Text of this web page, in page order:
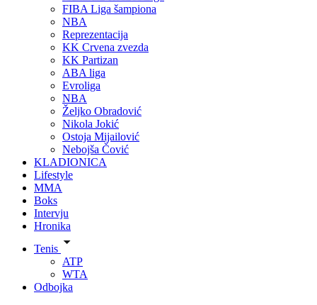
FIBA Liga šampiona
NBA
Reprezentacija
KK Crvena zvezda
KK Partizan
ABA liga
Evroliga
NBA
Željko Obradović
Nikola Jokić
Ostoja Mijailović
Nebojša Čović
KLADIONICA
Lifestyle
MMA
Boks
Intervju
Hronika
Tenis
ATP
WTA
Odbojka